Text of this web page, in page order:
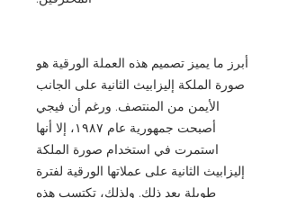
أبرز ما يميز تصميم هذه العملة الورقية هو
صورة الملكة إليزابيث الثانية على الجانب
الأيمن من المنتصف. ورغم أن فيجي
أصبحت جمهورية عام ١٩٨٧، إلا أنها
استمرت في استخدام صورة الملكة
إليزابيث الثانية على عملاتها الورقية لفترة
طويلة بعد ذلك. ولذلك، تكتسب هذه